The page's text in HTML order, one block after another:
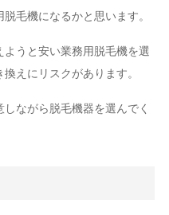
毛機になるかと思います。
うと安い業務用脱毛機を選
えにリスクがあります。
ながら脱毛機器を選んでく